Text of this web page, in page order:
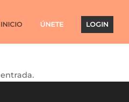
INICIO ÚNETE LOGIN